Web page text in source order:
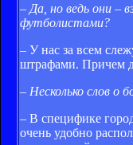
– Да, но ведь они –
футболистами?
– У нас за всем
штрафами. Причем
– Несколько слов о
– В специфике
очень удобно